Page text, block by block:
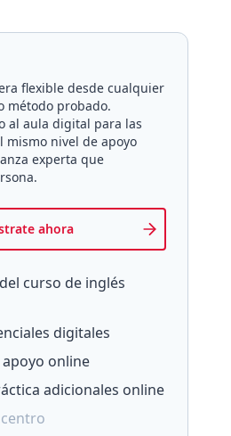
flexible desde cualquier
método probado.
al aula digital para las
mismo nivel de apoyo
experta que
ahora
curso de inglés
digitales
apoyo online
adicionales online
centro